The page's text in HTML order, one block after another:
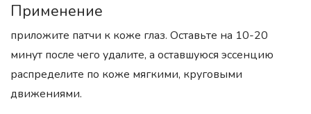
Применение
приложите патчи к коже глаз. Оставьте на 10-20
минут после чего удалите, а оставшуюся эссенцию
распределите по коже мягкими, круговыми
движениями.